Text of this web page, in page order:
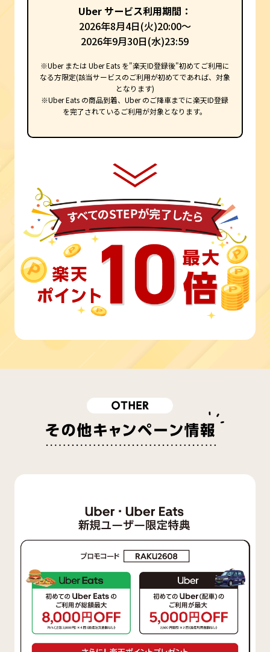
Uber サービス利用期間：
2026年8月4日(火)20:00～
2026年9月30日(水)23:59
※Uber または Uber Eats を"楽天ID登録後"初めてご利用に
なる方限定(該当サービスのご利用が初めてであれば、対象
となります)
※Uber Eats の商品到着、Uber のご降車までに楽天ID登録
を完了されているご利用が対象となります。